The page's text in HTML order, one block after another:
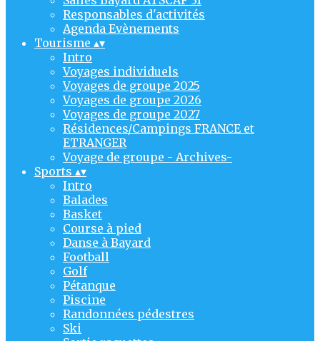
Responsables d'activités
Agenda Evènements
Tourisme ▴▾
Intro
Voyages individuels
Voyages de groupe 2025
Voyages de groupe 2026
Voyages de groupe 2027
Résidences/Campings FRANCE et
ETRANGER
Voyage de groupe - Archives-
Sports ▴▾
Intro
Balades
Basket
Course à pied
Danse à Bayard
Football
Golf
Pétanque
Piscine
Randonnées pédestres
Ski